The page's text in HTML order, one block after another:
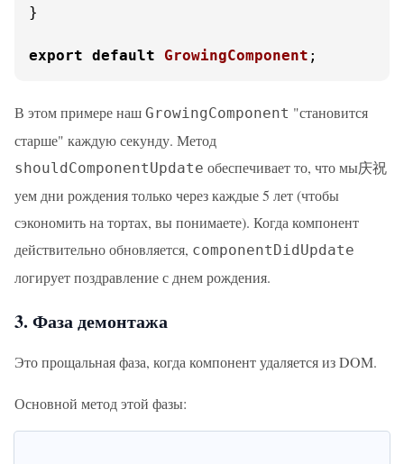
}
export default GrowingComponent ;
В этом примере наш GrowingComponent "становится
старше" каждую секунду. Метод
shouldComponentUpdate обеспечивает то, что мы庆祝
уем дни рождения только через каждые 5 лет (чтобы
сэкономить на тортах, вы понимаете). Когда компонент
действительно обновляется, componentDidUpdate
логирует поздравление с днем рождения.
3. Фаза демонтажа
Это прощальная фаза, когда компонент удаляется из DOM.
Основной метод этой фазы: